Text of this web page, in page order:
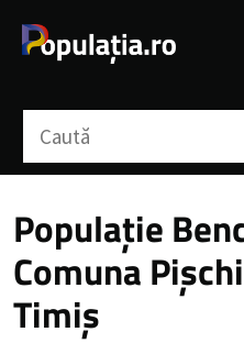
Populație
Comuna
Timiș